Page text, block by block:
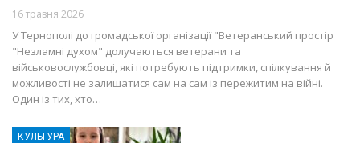
16 травня 2026
У Тернополі до громадської організації "Ветеранський простір
"Незламні духом" долучаються ветерани та
військовослужбовці, які потребують підтримки, спілкування й
можливості не залишатися сам на сам із пережитим на війні.
Один із тих, хто…
КУЛЬТУРА